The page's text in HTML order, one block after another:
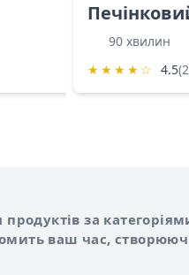
90 хвилин
★ ★ ★ ★ ☆ 4.5
за
ваш час,